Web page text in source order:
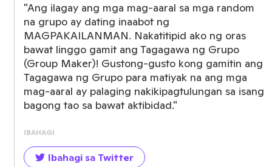
"Ang ilagay ang mga mag-aaral sa mga random
na grupo ay dating inaabot ng
MAGPAKAILANMAN. Nakatitipid ako ng oras
bawat linggo gamit ang Tagagawa ng Grupo
(Group Maker)! Gustong-gusto kong gamitin ang
Tagagawa ng Grupo para matiyak na ang mga
mag-aaral ay palaging nakikipagtulungan sa isang
bagong tao sa bawat aktibidad."
IBAHAGI
Ibahagi sa Twitter